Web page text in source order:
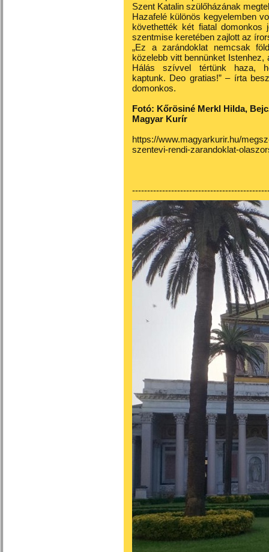
Szent Katalin szülőházának
Hazafelé különös kegyelemben
követhették két fiatal domonkos
szentmise keretében zajlott az
„Ez a zarándoklat nemcsak
közelebb vitt bennünket
Hálás szívvel tértünk haza,
kaptunk. Deo gratias!” – írta
domonkos.
Fotó: Kőrösiné Merkl Hilda,
Magyar Kurír
https://www.magyarkurir.hu/
szentevi-rendi-zarandoklat-